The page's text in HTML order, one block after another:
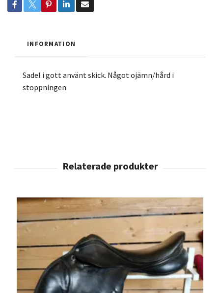
INFORMATION
Sadel i gott använt skick. Något ojämn/hård i
stoppningen